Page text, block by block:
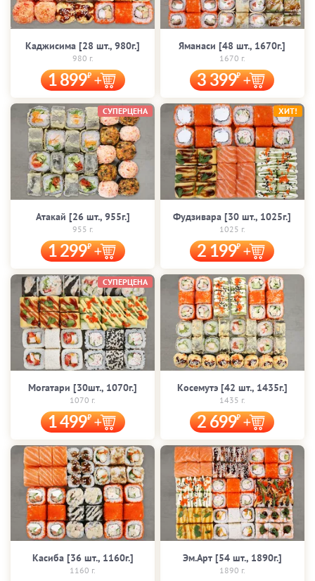
Каджисима [28 шт., 980г.]
980 г.
1 899
Яманаси [48 шт., 1670г.]
1670 г.
3 399
Атакай [26 шт., 955г.]
955 г.
1 299
СУПЕРЦЕНА
Фудзивара [30 шт., 1025г.]
1025 г.
2 199
ХИТ!
Могатари [30шт., 1070г.]
1070 г.
1 499
СУПЕРЦЕНА
Косемутэ [42 шт., 1435г.]
1435 г.
2 699
Касиба [36 шт., 1160г.]
1160 г.
Эм.Арт [54 шт., 1890г.]
1890 г.